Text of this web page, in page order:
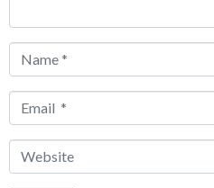
Name
Email
Website